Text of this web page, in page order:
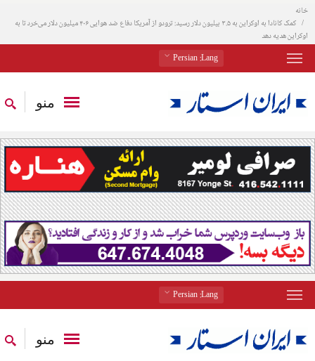
خانه
کمک کانادا به اوکراین به ۳.۵ بیلیون دلار رسید: ترودو از آمریکا دفاع ضد هوایی ۴۰۶ میلیون دلار می‌خرد تا به
اوکراین هدیه دهد
Lang
: Persian
منو
Lang
: Persian
منو